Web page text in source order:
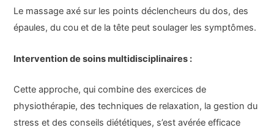
Le massage axé sur les points déclencheurs du dos, des
épaules, du cou et de la tête peut soulager les symptômes.
Intervention de soins multidisciplinaires :
Cette approche, qui combine des exercices de
physiothérapie, des techniques de relaxation, la gestion du
stress et des conseils diététiques, s’est avérée efficace